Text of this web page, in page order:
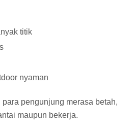
titik
nyaman
pengunjung merasa betah,
maupun bekerja.